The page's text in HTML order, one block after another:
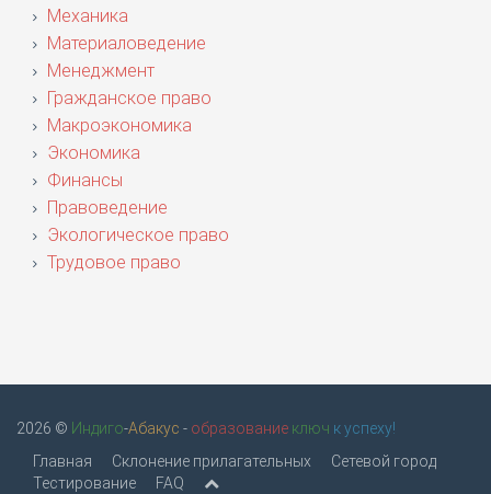
Механика
Материаловедение
Менеджмент
Гражданское право
Макроэкономика
Экономика
Финансы
Правоведение
Экологическое право
Трудовое право
2026 © Индиго-Абакус - образование ключ к успеху!
Главная
Склонение прилагательных
Сетевой город
Тестирование
FAQ